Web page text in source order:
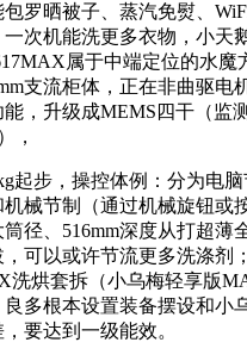
罗晒被子、蒸汽免熨、
次机能洗更多衣物，小天
属于中端定位的水魔
支流柜体，正在非曲驱电
，升级成MEMS四干（监
，
步，操控体例：分为电脑
械节制（通过机械旋钮或
筒径、516mm深度从打超薄
可以或许节流更多洗涤剂
洗烘套拆（小乌梅轻享版
多根本设置装备摆设和小
要达到一级能效。